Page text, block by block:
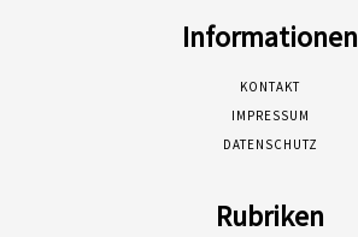
Informationen
KONTAKT
IMPRESSUM
DATENSCHUTZ
Rubriken